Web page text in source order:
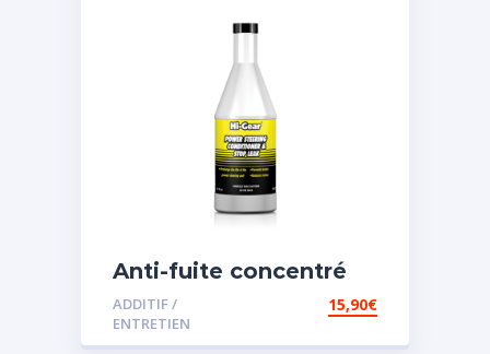
Anti-fuite concentré
pour direction
assistée
ADDITIF /
ENTRETIEN
15,90€